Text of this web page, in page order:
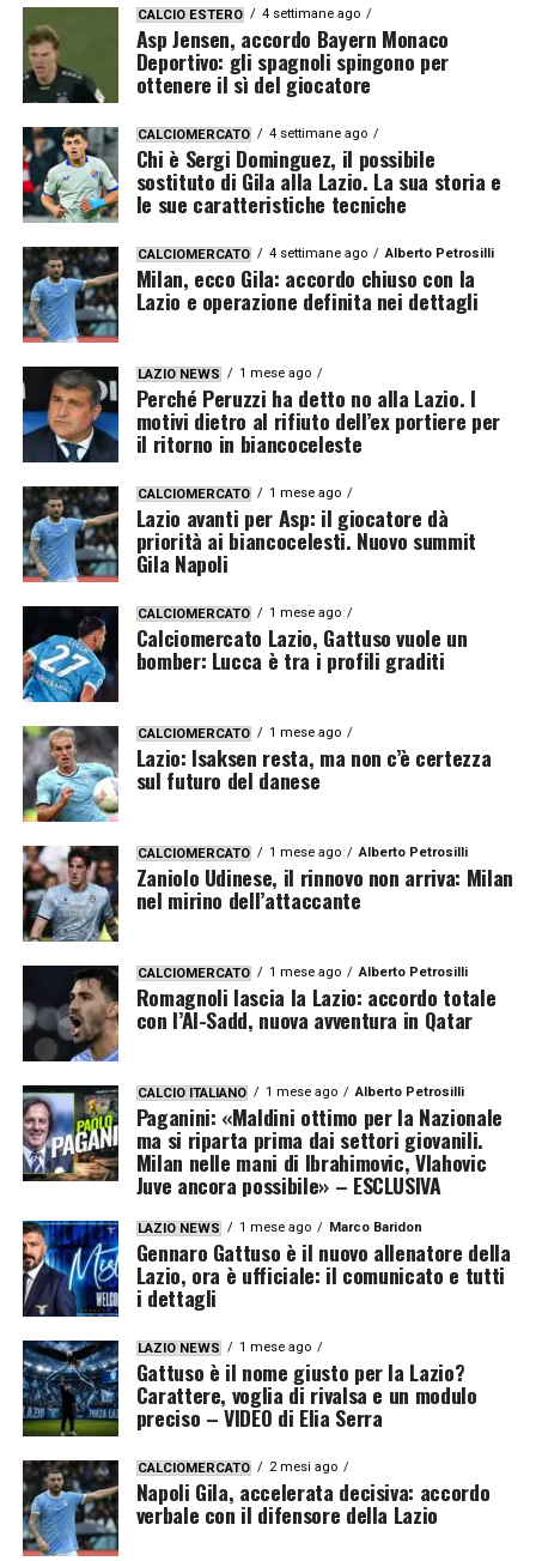
CALCIO ESTERO 4 settimane ago
Asp Jensen, accordo Bayern Monaco
Deportivo: gli spagnoli spingono per
ottenere il sì del giocatore
CALCIOMERCATO 4 settimane ago
Chi è Sergi Dominguez, il possibile
sostituto di Gila alla Lazio. La sua storia e
le sue caratteristiche tecniche
CALCIOMERCATO 4 settimane ago Alberto Petrosilli
Milan, ecco Gila: accordo chiuso con la
Lazio e operazione definita nei dettagli
LAZIO NEWS 1 mese ago
Perché Peruzzi ha detto no alla Lazio. I
motivi dietro al rifiuto dell’ex portiere per
il ritorno in biancoceleste
CALCIOMERCATO 1 mese ago
Lazio avanti per Asp: il giocatore dà
priorità ai biancocelesti. Nuovo summit
Gila Napoli
CALCIOMERCATO 1 mese ago
Calciomercato Lazio, Gattuso vuole un
bomber: Lucca è tra i profili graditi
CALCIOMERCATO 1 mese ago
Lazio: Isaksen resta, ma non c’è certezza
sul futuro del danese
CALCIOMERCATO 1 mese ago Alberto Petrosilli
Zaniolo Udinese, il rinnovo non arriva: Milan
nel mirino dell’attaccante
CALCIOMERCATO 1 mese ago Alberto Petrosilli
Romagnoli lascia la Lazio: accordo totale
con l’Al-Sadd, nuova avventura in Qatar
CALCIO ITALIANO 1 mese ago Alberto Petrosilli
Paganini: «Maldini ottimo per la Nazionale
ma si riparta prima dai settori giovanili.
Milan nelle mani di Ibrahimovic, Vlahovic
Juve ancora possibile» – ESCLUSIVA
LAZIO NEWS 1 mese ago Marco Baridon
Gennaro Gattuso è il nuovo allenatore della
Lazio, ora è ufficiale: il comunicato e tutti
i dettagli
LAZIO NEWS 1 mese ago
Gattuso è il nome giusto per la Lazio?
Carattere, voglia di rivalsa e un modulo
preciso – VIDEO di Elia Serra
CALCIOMERCATO 2 mesi ago
Napoli Gila, accelerata decisiva: accordo
verbale con il difensore della Lazio